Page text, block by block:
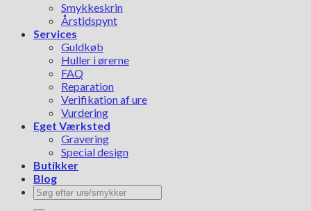
Smykkeskrin
Årstidspynt
Services
Guldkøb
Huller i ørerne
FAQ
Reparation
Verifikation af ure
Vurdering
Eget Værksted
Gravering
Special design
Butikker
Blog
Søg
efter: